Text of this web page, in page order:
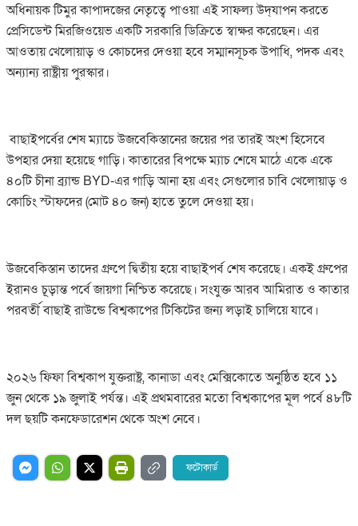
অধিনায়ক টিমুর কাপাদজের নেতৃত্বে পাওয়া এই সাফল্য উদ্‌যাপন করতে
প্রেসিডেন্ট মিরজিওয়েভ একটি সরকারি ডিক্রিতে স্বাক্ষর করেছেন। এর
আওতায় খেলোয়াড় ও কোচদের দেওয়া হবে সম্মানসূচক উপাধি, পদক এবং
অন্যান্য রাষ্ট্রীয় পুরস্কার।
বাছাইপর্বের শেষ ম্যাচে উজবেকিস্তানের জয়ের পর তারই অংশ হিসেবে
উপহার দেয়া হয়েছে গাড়ি। কাতারের বিপক্ষে ম্যাচ শেষে মাঠে একে একে
৪০টি চীনা ব্র্যান্ড BYD-এর গাড়ি আনা হয় এবং সেগুলোর চাবি খেলোয়াড় ও
কোচিং স্টাফদের (মোট ৪০ জন) হাতে তুলে দেওয়া হয়।
উজবেকিস্তান তাদের গ্রুপে দ্বিতীয় হয়ে বাছাইপর্ব শেষ করেছে। একই গ্রুপের
ইরানও চূড়ান্ত পর্বে জায়গা নিশ্চিত করেছে। সংযুক্ত আরব আমিরাত ও কাতার
পরবর্তী বাছাই রাউন্ডে বিশ্বকাপের টিকিটের জন্য লড়াই চালিয়ে যাবে।
২০২৬ ফিফা বিশ্বকাপ যুক্তরাষ্ট্র, কানাডা এবং মেক্সিকোতে অনুষ্ঠিত হবে ১১
জুন থেকে ১৯ জুলাই পর্যন্ত। এই প্রথমবারের মতো বিশ্বকাপের মূল পর্বে ৪৮টি
দল ছয়টি কনফেডারেশন থেকে অংশ নেবে।
ফটোকার্ড